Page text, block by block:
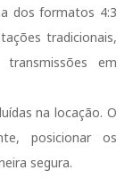
dos formatos 4:3
tradicionais,
em
na locação. O
posicionar os
segura.